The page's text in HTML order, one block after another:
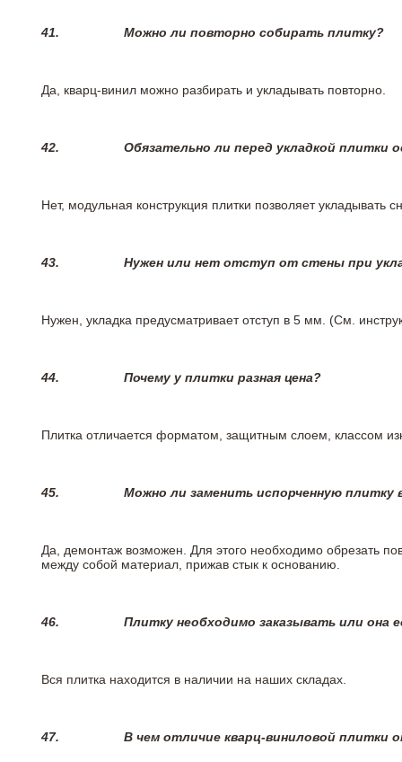
41. Можно ли повторно собирать плитку?
Да, кварц-винил можно разбирать и укладывать повторно.
42. Обязательно ли перед укладкой плитки
Нет, модульная конструкция плитки позволяет
43. Нужен или нет отступ от стены при
Нужен, укладка предусматривает отступ в 5 мм. (См.
44. Почему у плитки разная цена?
Плитка отличается форматом, защитным слоем, классом
45. Можно ли заменить испорченную плитку
Да, демонтаж возможен. Для этого необходимо обрезать
между собой материал, прижав стык к основанию.
46. Плитку необходимо заказывать или она
Вся плитка находится в наличии на наших складах.
47. В чем отличие кварц-виниловой плитки